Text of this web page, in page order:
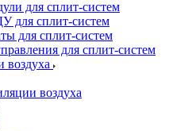
для сплит-систем
для сплит-систем
для сплит-систем
для сплит-систем
воздуха
воздуха